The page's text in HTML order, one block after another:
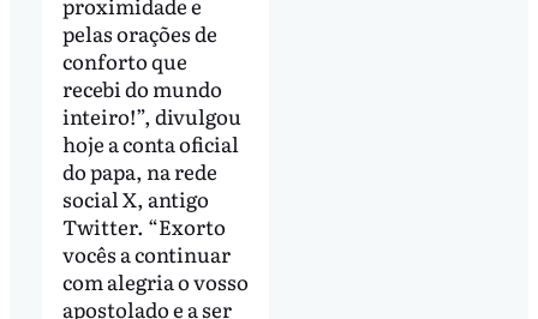
pelas orações de
conforto que
recebi do mundo
inteiro!”, divulgou
hoje a conta oficial
do papa, na rede
social X, antigo
Twitter. “Exorto
vocês a continuar
com alegria o vosso
apostolado e a ser